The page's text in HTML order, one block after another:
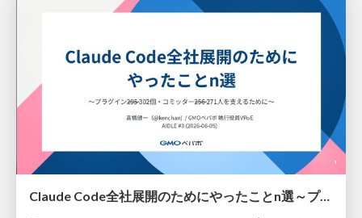
Claude Code全社展開のためにやったことn選～プラグイン302個・コミッター271人を支えるために～